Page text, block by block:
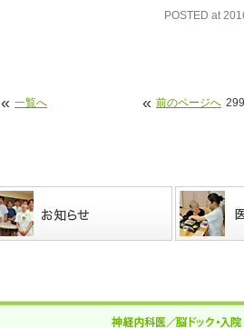
POSTED at
« 一覧へ « 前のページへ